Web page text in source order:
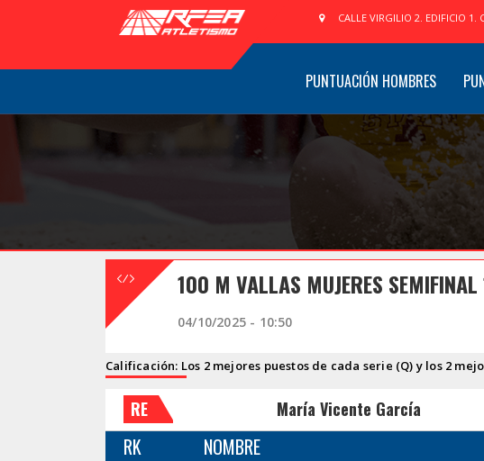
CALLE VIRGILIO 2. EDIFICIO 1.
PUNTUACIÓN HOMBRES
100 M VALLAS MUJERES
04/10/2025 - 10:50
Calificación: Los 2 mejores puestos de cada serie (Q) y los 2
RE
María Vicente García
RK NOMBRE